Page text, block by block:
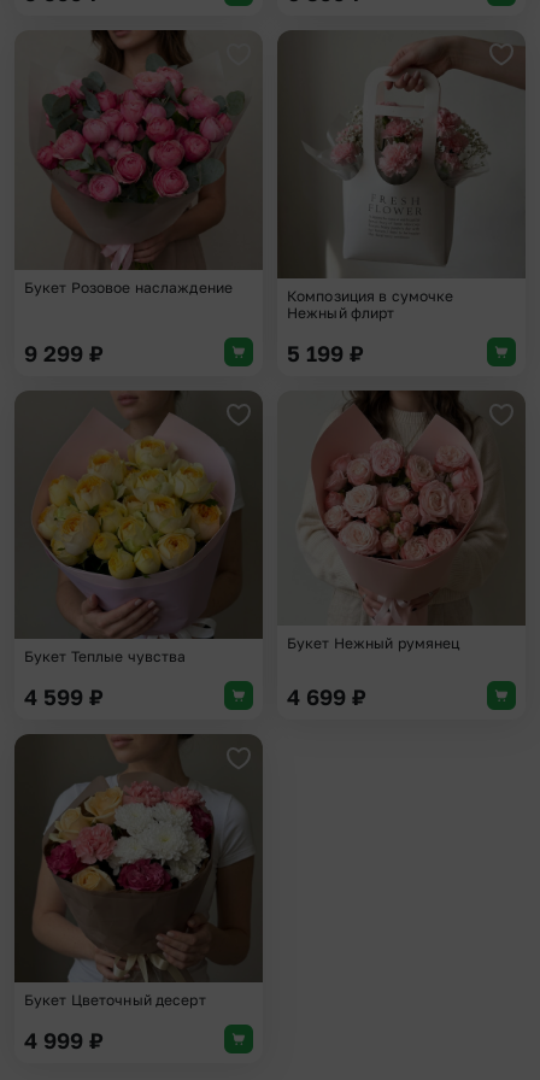
Добавить в избранное
Букет Розовое наслаждение
9 299 ₽
Композиция в сумочке
Нежный флирт
5 199 ₽
Добавить в избранное
Букет Теплые чувства
4 599 ₽
Букет Нежный румянец
4 699 ₽
Букет Цветочный десерт
4 999 ₽